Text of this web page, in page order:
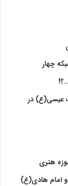
چهار
عیسی(ع) در
هنری
امام هادی(ع)